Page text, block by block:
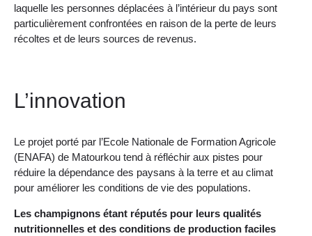
laquelle les personnes déplacées à l’intérieur du pays sont
particulièrement confrontées en raison de la perte de leurs
récoltes et de leurs sources de revenus.
L’innovation
Le projet porté par l’Ecole Nationale de Formation Agricole
(ENAFA) de Matourkou tend à réfléchir aux pistes pour
réduire la dépendance des paysans à la terre et au climat
pour améliorer les conditions de vie des populations.
Les champignons étant réputés pour leurs qualités
nutritionnelles et des conditions de production faciles